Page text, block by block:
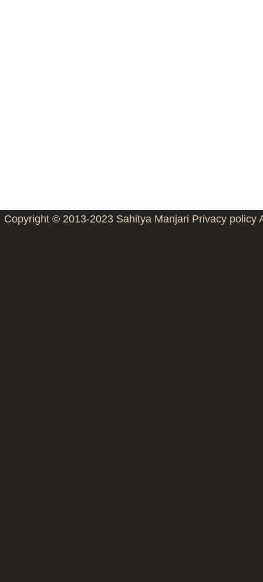
Copyright © 2013-2023 Sahitya Manjari Privacy policy